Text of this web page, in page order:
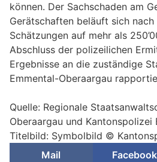
können. Der Sachschaden am
Gerätschaften beläuft sich nach
Schätzungen auf mehr als
Abschluss der polizeilichen
Ergebnisse an die zuständige
Emmental-Oberaargau
Quelle: Regionale
Oberaargau und Kantonspolizei
Titelbild: Symbolbild ©
Mail
Facebook